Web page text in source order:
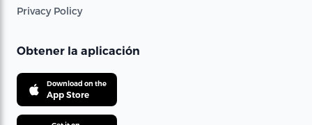
Privacy Policy
Obtener la aplicación
Download on the
App Store